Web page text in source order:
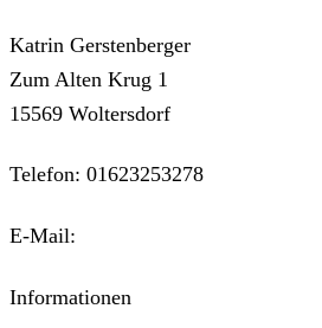
Katrin Gerstenberger
Zum Alten Krug 1
15569 Woltersdorf
Telefon: 01623253278
E-Mail:
Informationen